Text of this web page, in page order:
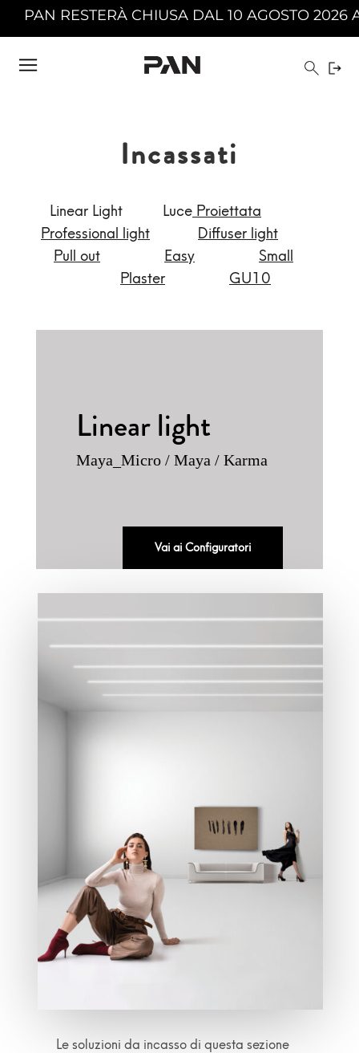
10 AGOSTO 2026 AL 23 AGOSTO 2026
Incassati
Linear Light LuceProiettata
Professional light
Diffuser light
Pull out
Easy
Small
Plaster
GU10
Linear light
Maya_Micro / Maya / Karma
Vai ai Configuratori
Le soluzioni da incasso di questa sezione